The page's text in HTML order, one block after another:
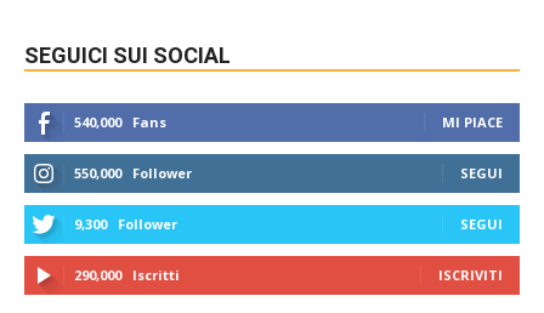
SEGUICI SUI SOCIAL
540,000 Fans MI PIACE
550,000 Follower SEGUI
9,300 Follower SEGUI
290,000 Iscritti ISCRIVITI